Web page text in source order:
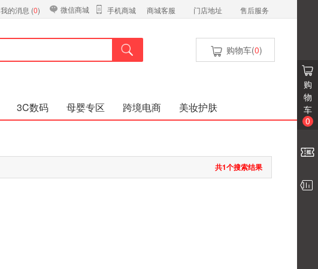
我的消息 (0) 微信商城 手机商城 商城客服 门店地址 售后服务
购物车(0)
3C数码 母婴专区 跨境电商
美妆护肤
购
物
车
0
共1个搜索结果